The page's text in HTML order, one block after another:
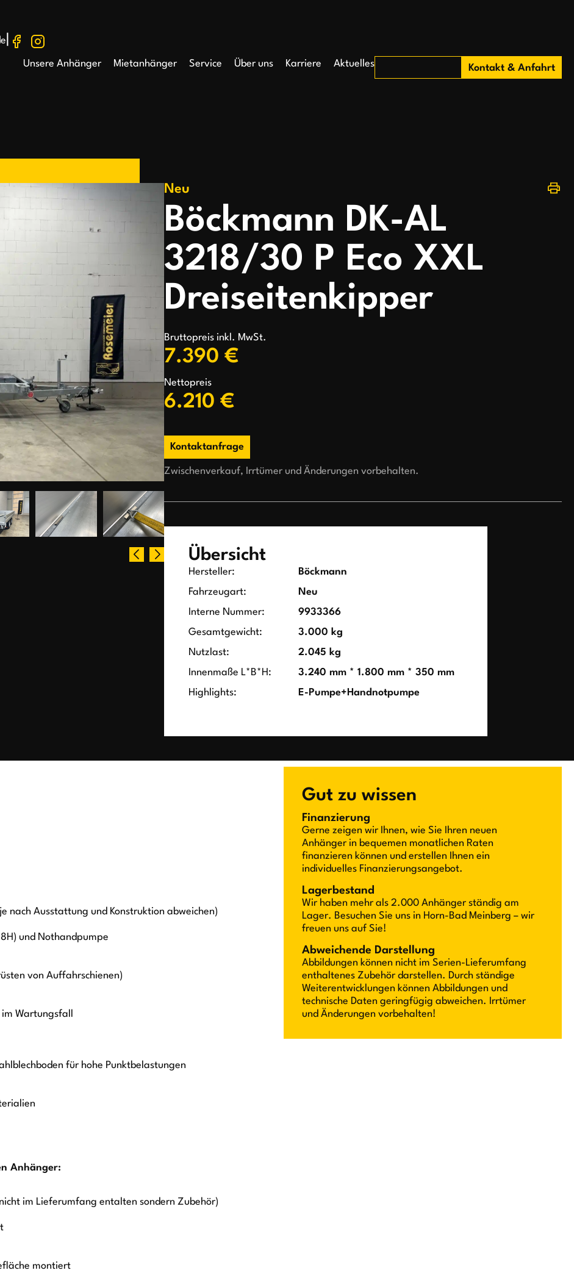
Unsere Anhänger Mietanhänger Service Über uns Karriere Aktuelles Kontakt & Anfahrt
Neu
Böckmann DK-AL
3218/30 P Eco XXL
Dreiseitenkipper
Bruttopreis inkl. MwSt.
7.390 €
Nettopreis
6.210 €
Kontaktanfrage
Zwischenverkauf, Irrtümer und Änderungen vorbehalten.
Übersicht
Hersteller:
Böckmann
Fahrzeugart:
Neu
Interne Nummer:
9933366
Gesamtgewicht:
3.000 kg
Nutzlast:
2.045 kg
Innenmaße L*B*H:
3.240 mm * 1.800 mm * 350 mm
Highlights:
E-Pumpe+Handnotpumpe
nach Ausstattung und Konstruktion abweichen)
und Nothandpumpe
von Auffahrschienen)
Wartungsfall
für hohe Punktbelastungen
Anhänger:
im Lieferumfang entalten sondern Zubehör)
montiert
Gut zu wissen
Finanzierung
Gerne zeigen wir Ihnen, wie Sie Ihren neuen
Anhänger in bequemen monatlichen Raten
finanzieren können und erstellen Ihnen ein
individuelles Finanzierungsangebot.
Lagerbestand
Wir haben mehr als 2.000 Anhänger ständig am
Lager. Besuchen Sie uns in Horn-Bad Meinberg – wir
freuen uns auf Sie!
Abweichende Darstellung
Abbildungen können nicht im Serien-Lieferumfang
enthaltenes Zubehör darstellen. Durch ständige
Weiterentwicklungen können Abbildungen und
technische Daten geringfügig abweichen. Irrtümer
und Änderungen vorbehalten!